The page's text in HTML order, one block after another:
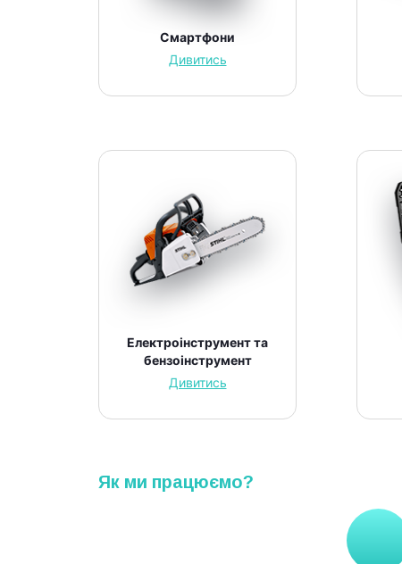
Смартфони
Дивитись
Електроінструмент та
бензоінструмент
Дивитись
Як ми працюємо?